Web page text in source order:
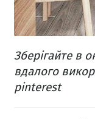
Зберігайте в
вдалого
pinterest